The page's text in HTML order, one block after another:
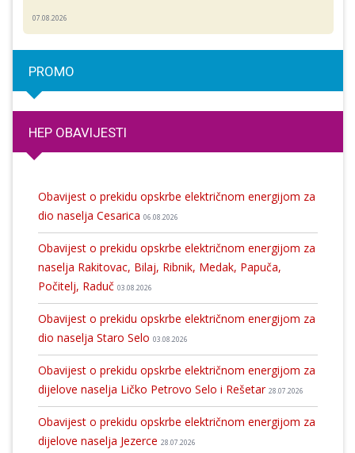
07.08.2026
PROMO
HEP OBAVIJESTI
Obavijest o prekidu opskrbe električnom energijom za
dio naselja Cesarica 06.08.2026
Obavijest o prekidu opskrbe električnom energijom za
naselja Rakitovac, Bilaj, Ribnik, Medak, Papuča,
Počitelj, Raduč 03.08.2026
Obavijest o prekidu opskrbe električnom energijom za
dio naselja Staro Selo 03.08.2026
Obavijest o prekidu opskrbe električnom energijom za
dijelove naselja Ličko Petrovo Selo i Rešetar 28.07.2026
Obavijest o prekidu opskrbe električnom energijom za
dijelove naselja Jezerce 28.07.2026